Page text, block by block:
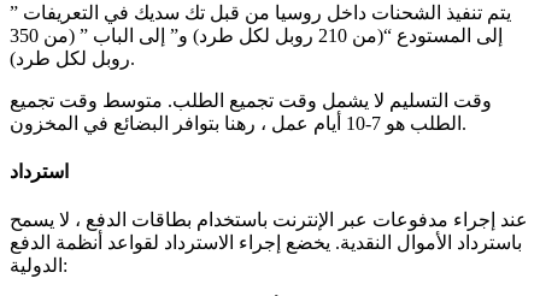
يتم تنفيذ الشحنات داخل روسيا من قبل تك سديك في التعريفات ”
إلى المستودع “(من 210 روبل لكل طرد) و” إلى الباب ” (من 350
روبل لكل طرد).
وقت التسليم لا يشمل وقت تجميع الطلب. متوسط وقت تجميع
الطلب هو 7-10 أيام عمل ، رهنا بتوافر البضائع في المخزون.
استرداد
عند إجراء مدفوعات عبر الإنترنت باستخدام بطاقات الدفع ، لا يسمح
باسترداد الأموال النقدية. يخضع إجراء الاسترداد لقواعد أنظمة الدفع
الدولية: